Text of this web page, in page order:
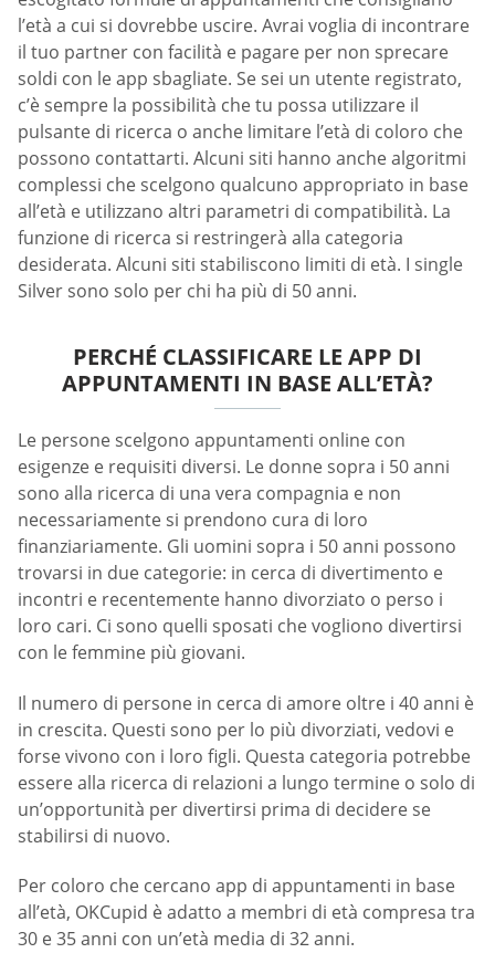
l’età a cui si dovrebbe uscire. Avrai voglia di incontrare
il tuo partner con facilità e pagare per non sprecare
soldi con le app sbagliate. Se sei un utente registrato,
c’è sempre la possibilità che tu possa utilizzare il
pulsante di ricerca o anche limitare l’età di coloro che
possono contattarti. Alcuni siti hanno anche algoritmi
complessi che scelgono qualcuno appropriato in base
all’età e utilizzano altri parametri di compatibilità. La
funzione di ricerca si restringerà alla categoria
desiderata. Alcuni siti stabiliscono limiti di età. I single
Silver sono solo per chi ha più di 50 anni.
PERCHÉ CLASSIFICARE LE APP DI
APPUNTAMENTI IN BASE ALL’ETÀ?
Le persone scelgono appuntamenti online con
esigenze e requisiti diversi. Le donne sopra i 50 anni
sono alla ricerca di una vera compagnia e non
necessariamente si prendono cura di loro
finanziariamente. Gli uomini sopra i 50 anni possono
trovarsi in due categorie: in cerca di divertimento e
incontri e recentemente hanno divorziato o perso i
loro cari. Ci sono quelli sposati che vogliono divertirsi
con le femmine più giovani.
Il numero di persone in cerca di amore oltre i 40 anni è
in crescita. Questi sono per lo più divorziati, vedovi e
forse vivono con i loro figli. Questa categoria potrebbe
essere alla ricerca di relazioni a lungo termine o solo di
un’opportunità per divertirsi prima di decidere se
stabilirsi di nuovo.
Per coloro che cercano app di appuntamenti in base
all’età, OKCupid è adatto a membri di età compresa tra
30 e 35 anni con un’età media di 32 anni.